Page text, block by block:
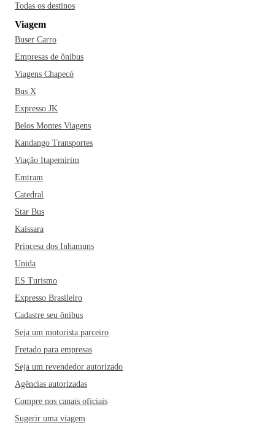
Todas os destinos
Viagem
Buser Carro
Empresas de ônibus
Viagens Chapecó
Bus X
Expresso JK
Belos Montes Viagens
Kandango Transportes
Viação Itapemirim
Emtram
Catedral
Star Bus
Kaissara
Princesa dos Inhamuns
Unida
ES Turismo
Expresso Brasileiro
Cadastre seu ônibus
Seja um motorista parceiro
Fretado para empresas
Seja um revendedor autorizado
Agências autorizadas
Compre nos canais oficiais
Sugerir uma viagem